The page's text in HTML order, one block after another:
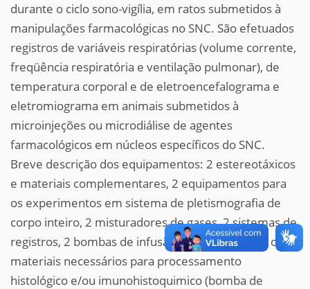
durante o ciclo sono-vigília, em ratos submetidos à
manipulações farmacológicas no SNC. São efetuados
registros de variáveis respiratórias (volume corrente,
freqüência respiratória e ventilação pulmonar), de
temperatura corporal e de eletroencefalograma e
eletromiograma em animais submetidos à
microinjeções ou microdiálise de agentes
farmacológicos em núcleos específicos do SNC.
Breve descrição dos equipamentos: 2 estereotáxicos
e materiais complementares, 2 equipamentos para
os experimentos em sistema de pletismografia de
corpo inteiro, 2 misturadores de gases, 2 sistemas de
registros, 2 bombas de infusão e também todos os
materiais necessários para processamento
histológico e/ou imunohistoquimico (bomba de